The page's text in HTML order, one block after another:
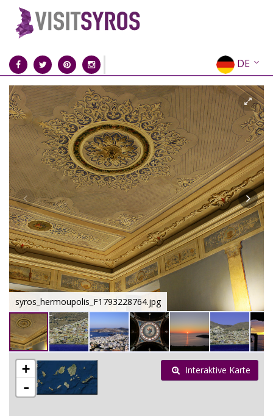
DE
EN
EL
FR
IT
ES
RU
CN
syros_hermoupolis_F1793228764.jpg
+
-
Interaktive Karte